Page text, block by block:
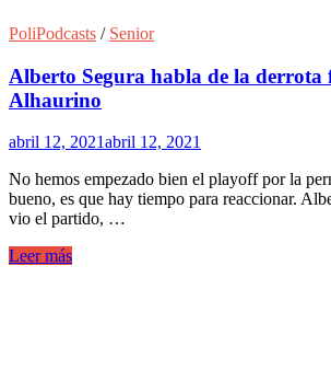
PoliPodcasts / Senior
Alberto Segura habla de la derrota
Alhaurino
abril 12, 2021abril 12, 2021
No hemos empezado bien el playoff por la
bueno, es que hay tiempo para reaccionar.
vio el partido, …
Leer más